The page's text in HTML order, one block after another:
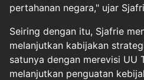
pertahanan negara," ujar
Seiring dengan itu, Sjafrie
melanjutkan kabijakan
satunya dengan merevisi UU
melanjutkan penguatan